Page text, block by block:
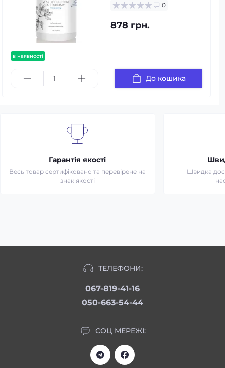
в наявності
0
878 грн.
До кошика
Гарантія якості
Весь товар сертифіковано та перевірене на
знак якості
Швидка
ТЕЛЕФОНИ:
067-819-41-16
050-663-54-44
СОЦ МЕРЕЖІ: